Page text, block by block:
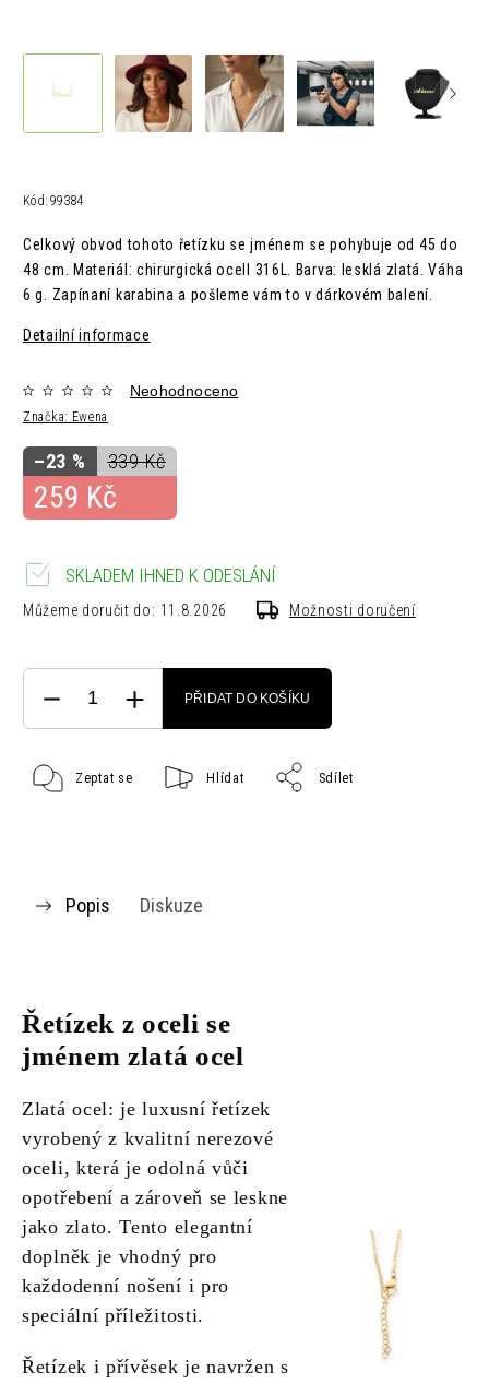
Kód: 99384
Celkový obvod tohoto řetízku se jménem se pohybuje od 45 do
48 cm.
Materiál: chirurgická ocelI 316L. Barva: lesklá zlatá.Váha
6 g. Zapínaní karabina a pošleme vám to vdárkovém balení.
Detailní informace
Značka: Ewena
Neohodnoceno
339 Kč
–23 %
259 Kč
SKLADEM IHNED K ODESLÁNÍ
Můžeme doručit do: 11.8.2026 Možnosti doručení
PŘIDAT DO KOŠÍKU
Zeptat se Hlídat Sdílet
Popis Diskuze
Řetízek z oceli se
jménem zlatá ocel
Zlatá ocel: je luxusní řetízek
vyrobený z kvalitní nerezové
oceli, která je odolná vůči
opotřebení a zároveň se leskne
jako zlato. Tento elegantní
doplněk je vhodný pro
každodenní nošení i pro
speciální příležitosti.
Řetízek i přívěsek je navržen s